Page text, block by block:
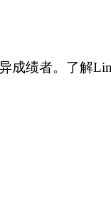
成绩者。了解